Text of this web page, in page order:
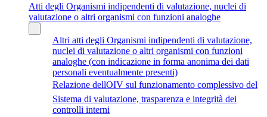
Atti degli Organismi indipendenti di valutazione, nuclei di
valutazione o altri organismi con funzioni analoghe
Altri atti degli Organismi indipendenti di valutazione,
nuclei di valutazione o altri organismi con funzioni
analoghe (con indicazione in forma anonima dei dati
personali eventualmente presenti)
Relazione dellOIV sul funzionamento complessivo del
Sistema di valutazione, trasparenza e integrità dei
controlli interni